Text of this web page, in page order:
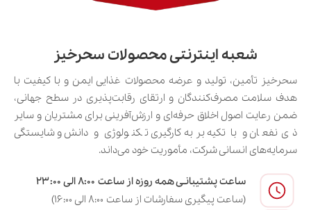
شعبه اینترنتی محصولات سحرخیز
سحرخیز تأمین، تولید و عرضه محصولات غذایی ایمن و با کیفیت با
هدف سلامت مصرف‌کنندگان و ارتقای رقابت‌پذیری در سطح جهانی،
ضمن رعایت اصول اخلاق حرفه‌ای و ارزش‌آفرینی برای مشتریان و سایر
ذی‌نفعان و با تکیه بر به‌کارگیری تکنولوژی و دانش و شایستگی
سرمایه‌های انسانی شرکت، مأموریت خود می‌داند.
ساعت پشتیبانـی همه روزه از ساعت ۸:۰۰ الی ۲۳:۰۰
(ساعت پیگیری سفارشات از ساعت ۸:۰۰ الی ۱۶:۰۰)